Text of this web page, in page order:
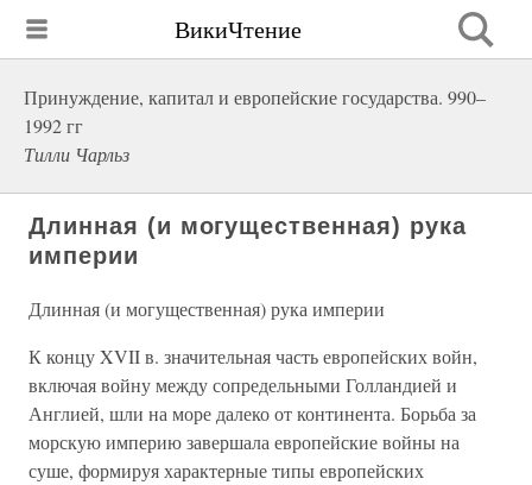
ВикиЧтение
Принуждение, капитал и европейские государства. 990–
1992 гг
Тилли Чарльз
Длинная (и могущественная) рука
империи
Длинная (и могущественная) рука империи
К концу XVII в. значительная часть европейских войн,
включая войну между сопредельными Голландией и
Англией, шли на море далеко от континента. Борьба за
морскую империю завершала европейские войны на
суше, формируя характерные типы европейских